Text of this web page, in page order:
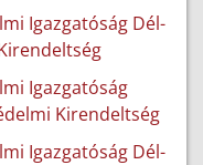
Igazgatóság Dél-
Igazgatóság
Kirendeltség
Igazgatóság Dél-